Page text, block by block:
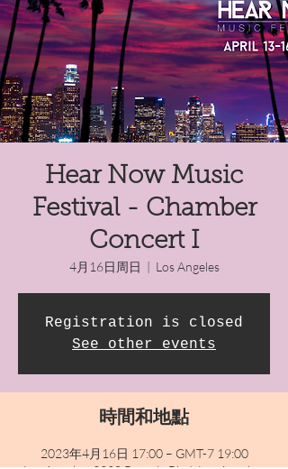
Hear Now Music
Festival - Chamber
Concert I
4月16日周日
  |
Los Angeles
Registration is closed
See other events
時間和地點
2023年4月16日 17:00 – GMT-7 19:00